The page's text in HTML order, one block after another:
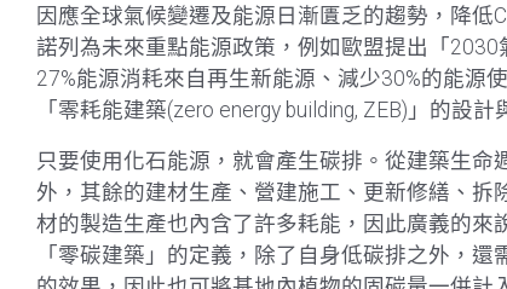
因應全球氣候變遷及能源日漸匱乏的趨勢，降低
諾列為未來重點能源政策，例如歐盟提出「
27%能源消耗來自再生新能源、減少30%的能源
「零耗能建築(zero energy building, ZEB)」的設
只要使用化石能源，就會產生碳排。從建築生
外，其餘的建材生產、營建施工、更新修繕、
材的製造生產也內含了許多耗能，因此廣義的
「零碳建築」的定義，除了自身低碳排之外，